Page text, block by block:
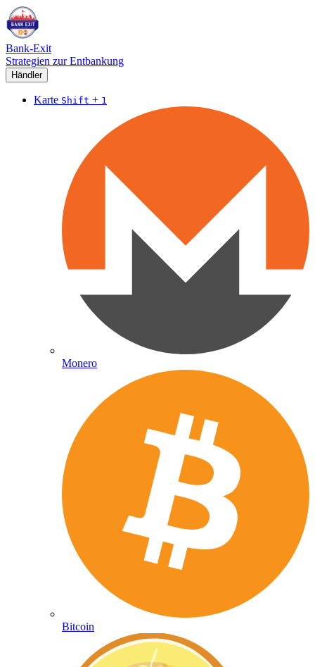
Bank-Exit
Strategien zur Entbankung
Händler
Karte Shift + 1
Monero
Bitcoin